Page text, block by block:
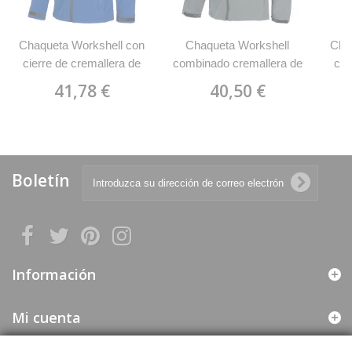
Chaqueta Workshell con
cierre de cremallera de
41,78 €
Chaqueta Workshell
combinado cremallera de
40,50 €
Boletín
Información
Mi cuenta